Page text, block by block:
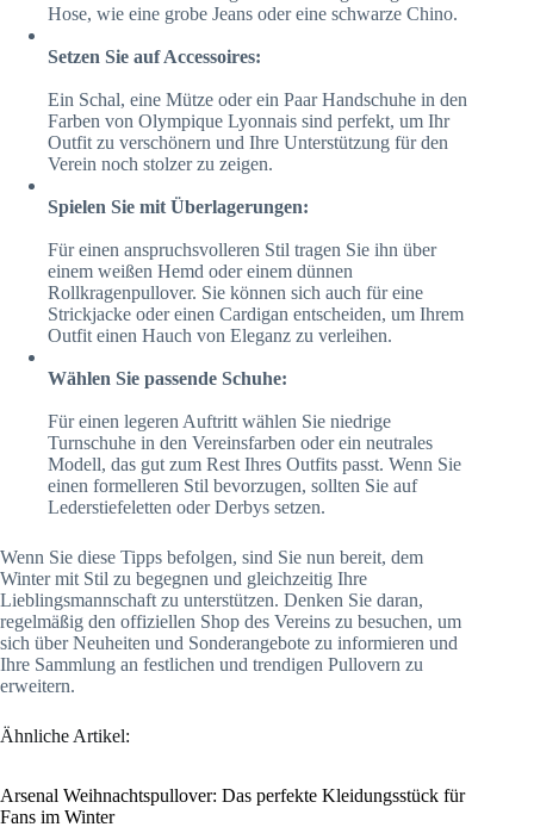
Hose, wie eine grobe Jeans oder eine schwarze Chino.
Setzen Sie auf Accessoires:
Ein Schal, eine Mütze oder ein Paar Handschuhe in den
Farben von Olympique Lyonnais sind perfekt, um Ihr
Outfit zu verschönern und Ihre Unterstützung für den
Verein noch stolzer zu zeigen.
Spielen Sie mit Überlagerungen:
Für einen anspruchsvolleren Stil tragen Sie ihn über
einem weißen Hemd oder einem dünnen
Rollkragenpullover. Sie können sich auch für eine
Strickjacke oder einen Cardigan entscheiden, um Ihrem
Outfit einen Hauch von Eleganz zu verleihen.
Wählen Sie passende Schuhe:
Für einen legeren Auftritt wählen Sie niedrige
Turnschuhe in den Vereinsfarben oder ein neutrales
Modell, das gut zum Rest Ihres Outfits passt. Wenn Sie
einen formelleren Stil bevorzugen, sollten Sie auf
Lederstiefeletten oder Derbys setzen.
Wenn Sie diese Tipps befolgen, sind Sie nun bereit, dem
Winter mit Stil zu begegnen und gleichzeitig Ihre
Lieblingsmannschaft zu unterstützen. Denken Sie daran,
regelmäßig den offiziellen Shop des Vereins zu besuchen, um
sich über Neuheiten und Sonderangebote zu informieren und
Ihre Sammlung an festlichen und trendigen Pullovern zu
erweitern.
Ähnliche Artikel:
Arsenal Weihnachtspullover: Das perfekte Kleidungsstück für
Fans im Winter